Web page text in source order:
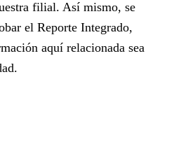
filial. Así mismo, se
el Reporte Integrado,
aquí relacionada sea